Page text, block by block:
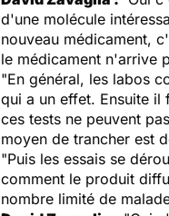
d'une molécule
nouveau médicament,
le médicament n'arrive
"En général, les labos
qui a un effet. Ensuite
ces tests ne peuvent
moyen de trancher est
"Puis les essais se
comment le produit
nombre limité de